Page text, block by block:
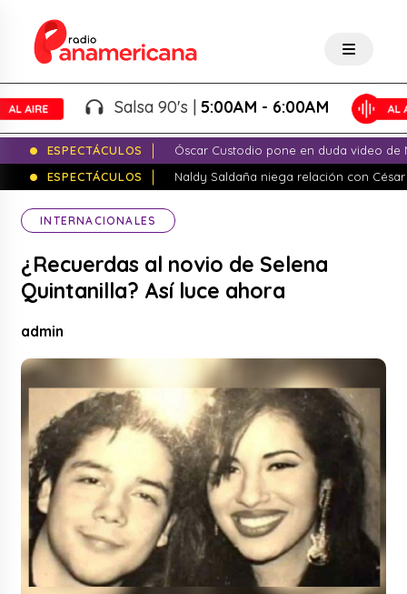
Salsa 90's |5:00AM - 6:00AM
ESPECTÁCULOS
Óscar Custodio pone en duda video de
ESPECTÁCULOS
Naldy Saldaña niega relación con
INTERNACIONALES
¿Recuerdas al novio de Selena
Quintanilla? Así luce ahora
admin